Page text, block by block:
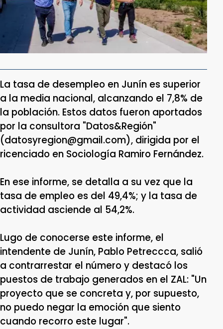
La tasa de desempleo en Junín es superior
a la media nacional, alcanzando el 7,8% de
la población. Estos datos fueron aportados
por la consultora "Datos&Región"
(datosyregion@gmail.com), dirigida por el
ricenciado en Sociología Ramiro Fernández.
En ese informe, se detalla a su vez que la
tasa de empleo es del 49,4%; y la tasa de
actividad asciende al 54,2%.
Lugo de conocerse este informe, el
intendente de Junín, Pablo Petreccca, salió
a contrarrestar el número y destacó los
puestos de trabajo generados en el ZAL: "Un
proyecto que se concreta y, por supuesto,
no puedo negar la emoción que siento
cuando recorro este lugar".